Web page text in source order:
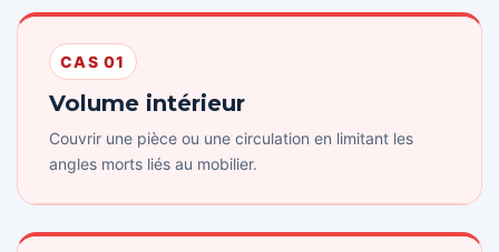
CAS 01
Volume intérieur
Couvrir une pièce ou une circulation en limitant les
angles morts liés au mobilier.